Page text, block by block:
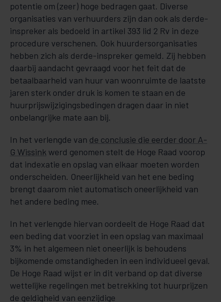
potentie om (zeer) hoge bedragen gaat. Diverse
organisaties van verhuurders zijn dan ook als derde-
inspreker als bedoeld in artikel 393 lid 2 Rv in deze
procedure verschenen. Ook huurdersorganisaties
hebben zich als derde-inspreker gemeld. Zij hebben
daarbij aandacht gevraagd voor het feit dat de
betaalbaarheid van huur van woonruimte de laatste
jaren sterk onder druk is komen te staan en de
huurprijswijzigingsbedingen dragen daar in niet
onbelangrijke mate aan bij.
In het verlengde van de conclusie die eerder door A-
G Wissink werd genomen stelt de Hoge Raad voorop
dat indexatie en opslag van elkaar moeten worden
onderscheiden. Oneerlijkheid van het ene beding
brengt daarom niet automatisch oneerlijkheid van
het andere beding mee.
In het verlengde hiervan oordeelt de Hoge Raad dat
een beding dat voorziet in een opslag van maximaal
3% in het algemeen niet oneerlijk is behoudens
bijkomende omstandigheden in een individueel geval.
De Hoge Raad wijst er in dit verband op dat diverse
wettelijke regelingen met betrekking tot huurprijzen
de geldigheid van eenzijdige